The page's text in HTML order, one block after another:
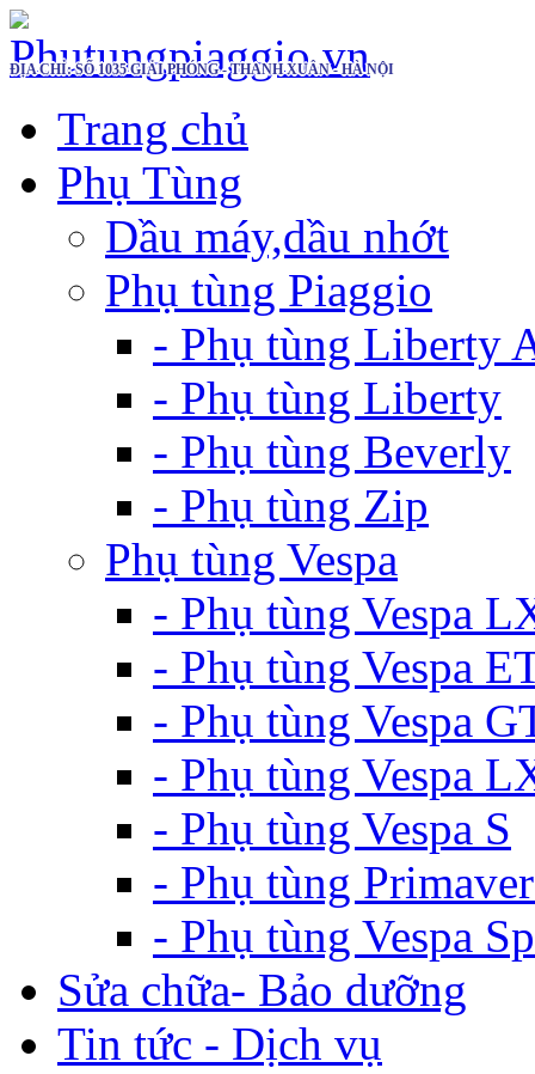
ĐỊA CHỈ: SỐ 1035 GIẢI PHÓNG - THANH XUÂN - HÀ NỘI
Trang chủ
Phụ Tùng
Dầu máy,dầu nhớt
Phụ tùng Piaggio
- Phụ tùng Liberty
- Phụ tùng Liberty
- Phụ tùng Beverly
- Phụ tùng Zip
Phụ tùng Vespa
- Phụ tùng Vespa
- Phụ tùng Vespa
- Phụ tùng Vespa
- Phụ tùng Vespa
- Phụ tùng Vespa S
- Phụ tùng
- Phụ tùng Vespa
Sửa chữa- Bảo dưỡng
Tin tức - Dịch vụ